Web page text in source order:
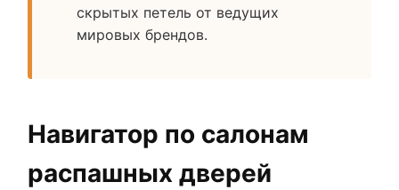
скрытых петель от ведущих
мировых брендов.
Навигатор по салонам
распашных дверей